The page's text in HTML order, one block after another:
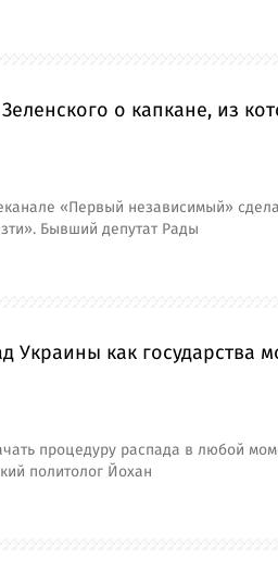
о капкане, из
«Первый независимый»
Бывший депутат Рады
как государства
процедуру распада в любой
политолог Йохан